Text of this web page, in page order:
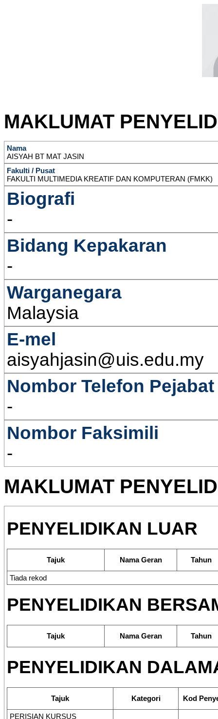
MAKLUMAT
Nama
AISYAH BT MAT JASIN
Fakulti / Pusat
FAKULTI MULTIMEDIA KREATIF DAN KOMPUTERAN (FMKK)
Biografi
-
Bidang Kepakaran
-
Warganegara
Malaysia
E-mel
aisyahjasin@uis.edu.my
Nombor Telefon Pejabat
-
Nombor Faksimili
-
MAKLUMAT
PENYELIDIKAN LUAR
Tajuk Nama Geran Tahun
Tiada rekod
PENYELIDIKAN
Tajuk Nama Geran Tahun
PENYELIDIKAN
Tajuk Kategori Kod
PERISIAN KURSUS